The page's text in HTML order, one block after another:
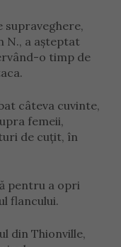
N., a așteptat
o timp de
câteva cuvinte,
femeii,
de cuțit, în
pentru a opri
flancului.
din Thionville,